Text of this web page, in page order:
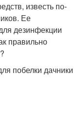
известь по-
Ее
дезинфекции
правильно
побелки дачники